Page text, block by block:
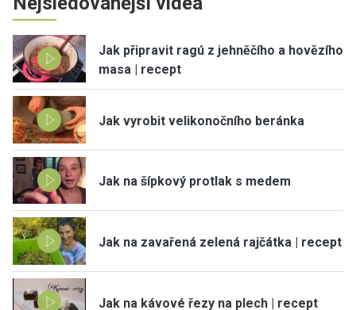
Jak připravit ragú z jehněčího a hovězího
masa | recept
Jak vyrobit velikonočního beránka
Jak na šípkový protlak s medem
Jak na zavařená zelená rajčátka | recept
Jak na kávové řezy na plech | recept